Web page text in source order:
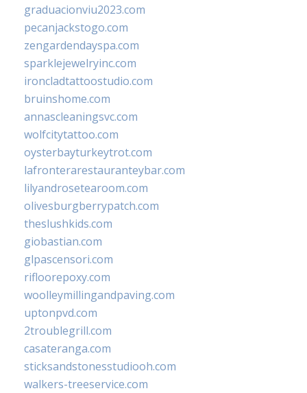
graduacionviu2023.com
pecanjackstogo.com
zengardendayspa.com
sparklejewelryinc.com
ironcladtattoostudio.com
bruinshome.com
annascleaningsvc.com
wolfcitytattoo.com
oysterbayturkeytrot.com
lafronterarestauranteybar.com
lilyandrosetearoom.com
olivesburgberrypatch.com
theslushkids.com
giobastian.com
glpascensori.com
rifloorepoxy.com
woolleymillingandpaving.com
uptonpvd.com
2troublegrill.com
casateranga.com
sticksandstonesstudiooh.com
walkers-treeservice.com